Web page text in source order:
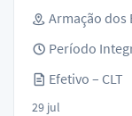
Armação dos
Período
Efetivo – CLT
29 jul